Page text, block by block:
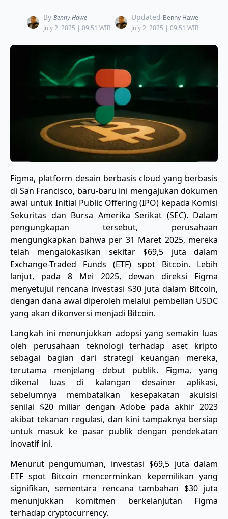
By Benny Hawe
July 2, 2025 | 09:51 WIB
Updated Benny Hawe
July 2, 2025 | 09:51 WIB
Figma, platform desain berbasis cloud yang berbasis
di San Francisco, baru-baru ini mengajukan dokumen
awal untuk Initial Public Offering (IPO) kepada Komisi
Sekuritas dan Bursa Amerika Serikat (SEC). Dalam
pengungkapan tersebut, perusahaan
mengungkapkan bahwa per 31 Maret 2025, mereka
telah mengalokasikan sekitar $69,5 juta dalam
Exchange-Traded Funds (ETF) spot Bitcoin. Lebih
lanjut, pada 8 Mei 2025, dewan direksi Figma
menyetujui rencana investasi $30 juta dalam Bitcoin,
dengan dana awal diperoleh melalui pembelian USDC
yang akan dikonversi menjadi Bitcoin.
Langkah ini menunjukkan adopsi yang semakin luas
oleh perusahaan teknologi terhadap aset kripto
sebagai bagian dari strategi keuangan mereka,
terutama menjelang debut publik. Figma, yang
dikenal luas di kalangan desainer aplikasi,
sebelumnya membatalkan kesepakatan akuisisi
senilai $20 miliar dengan Adobe pada akhir 2023
akibat tekanan regulasi, dan kini tampaknya bersiap
untuk masuk ke pasar publik dengan pendekatan
inovatif ini.
Menurut pengumuman, investasi $69,5 juta dalam
ETF spot Bitcoin mencerminkan kepemilikan yang
signifikan, sementara rencana tambahan $30 juta
menunjukkan komitmen berkelanjutan Figma
terhadap cryptocurrency.